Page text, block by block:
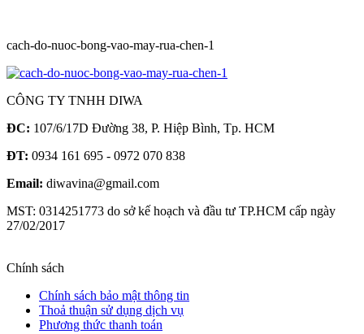
cach-do-nuoc-bong-vao-may-rua-chen-1
CÔNG TY TNHH DIWA
ĐC: 107/6/17D Đường 38, P. Hiệp Bình, Tp. HCM
ĐT: 0934 161 695 - 0972 070 838
Email: diwavina@gmail.com
MST: 0314251773 do sở kế hoạch và đầu tư TP.HCM cấp ngày
27/02/2017
Chính sách
Chính sách bảo mật thông tin
Thoả thuận sử dụng dịch vụ
Phương thức thanh toán